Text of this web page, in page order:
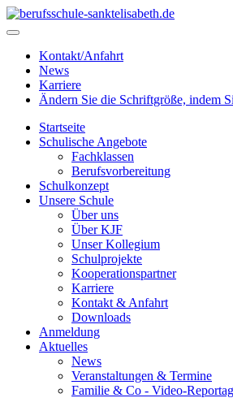
Kontakt/Anfahrt
News
Karriere
Ändern Sie die Schriftgröße, indem
Startseite
Schulische Angebote
Fachklassen
Berufsvorbereitung
Schulkonzept
Unsere Schule
Über uns
Über KJF
Unser Kollegium
Schulprojekte
Kooperationspartner
Karriere
Kontakt & Anfahrt
Downloads
Anmeldung
Aktuelles
News
Veranstaltungen & Termine
Familie & Co - Video-